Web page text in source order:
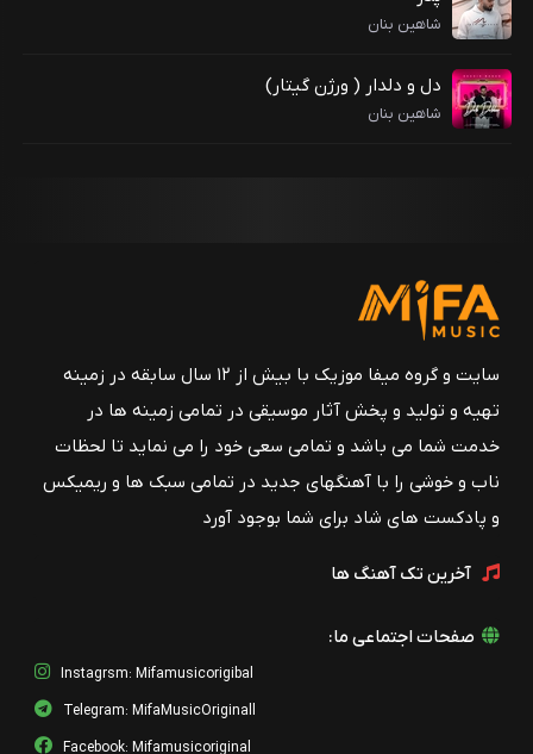
شاهین بنان
دل و دلدار ( ورژن گیتار)
شاهین بنان
سایت و گروه میفا موزیک با بیش از ۱۲ سال سابقه در زمینه
تهیه و تولید و پخش آثار موسیقی در تمامی زمینه ها در
خدمت شما می باشد و تمامی سعی خود را می نماید تا لحظات
ناب و خوشی را با آهنگهای جدید در تمامی سبک ها و ریمیکس
و پادکست های شاد برای شما بوجود آورد
آخرین تک آهنگ ها
صفحات اجتماعی ما:
Instagrsm: Mifamusicorigibal
Telegram: MifaMusicOriginall
Facebook: Mifamusicoriginal